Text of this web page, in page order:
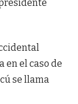
en el caso de
se llama